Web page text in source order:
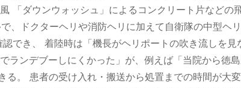
「ダウンウォッシュ」によるコンクリート片などの
、ドクターヘリや消防ヘリに加えて自衛隊の中型ヘ
でき、 着陸時は「機長がヘリポートの吹き流しを
ンデブーしにくかった」が、例えば「当院から徳
。 患者の受け入れ・搬送から処置までの時間が大